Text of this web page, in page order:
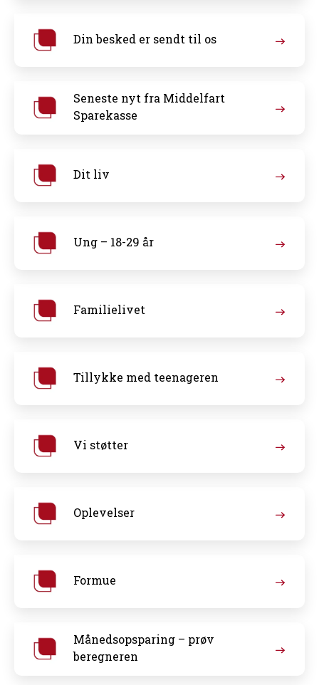
Din besked er sendt til os
Seneste nyt fra Middelfart
Sparekasse
Dit liv
Ung – 18-29 år
Familielivet
Tillykke med teenageren
Vi støtter
Oplevelser
Formue
Månedsopsparing – prøv
beregneren